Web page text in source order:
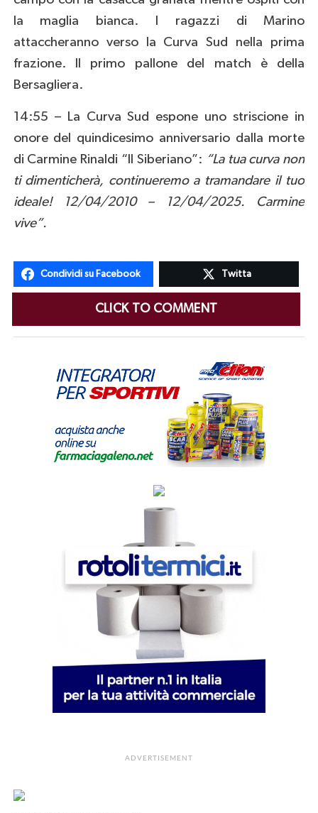
la maglia bianca. I ragazzi di Marino
attaccheranno verso la Curva Sud nella prima
frazione. Il primo pallone del match è della
Bersagliera.
14:55 – La Curva Sud espone uno striscione in
onore del quindicesimo anniversario dalla morte
di Carmine Rinaldi “Il Siberiano”: “La tua curva non
ti dimenticherà, continueremo a tramandare il tuo
ideale! 12/04/2010 – 12/04/2025. Carmine
vive”.
Condividi su Facebook Twitta
CLICK TO COMMENT
ADVERTISEMENT